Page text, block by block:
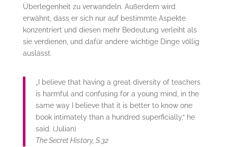
Überlegenheit zu verwandeln. Außerdem wird
erwähnt, dass er sich nur auf bestimmte Aspekte
konzentriert und diesen mehr Bedeutung verleiht als
sie verdienen, und dafür andere wichtige Dinge völlig
auslässt.
„I believe that having a great diversity of teachers
is harmful and confusing for a young mind, in the
same way I believe that it is better to know one
book intimately than a hundred superficially,“ he
said. (Julian)
The Secret History, S.32